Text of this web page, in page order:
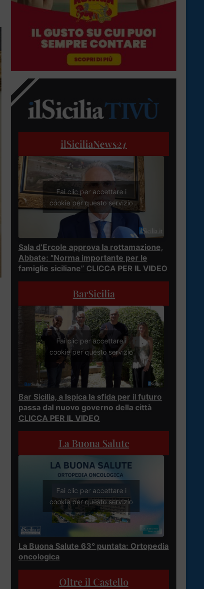
ilSiciliaNews24
Fai clic per accettare i
cookie per questo servizio
Sala d’Ercole approva la rottamazione,
Abbate: “Norma importante per le
famiglie siciliane” CLICCA PER IL VIDEO
BarSicilia
Fai clic per accettare i
cookie per questo servizio
Bar Sicilia, a Ispica la sfida per il futuro
passa dal nuovo governo della città
CLICCA PER IL VIDEO
La Buona Salute
Fai clic per accettare i
cookie per questo servizio
La Buona Salute 63° puntata: Ortopedia
oncologica
Oltre il Castello